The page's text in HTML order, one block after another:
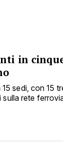
in
sedi, con 15
rete